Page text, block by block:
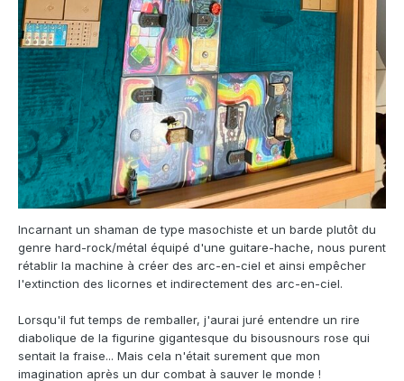
Incarnant un shaman de type masochiste et un barde plutôt du
genre hard-rock/métal équipé d'une guitare-hache, nous purent
rétablir la machine à créer des arc-en-ciel et ainsi empêcher
l'extinction des licornes et indirectement des arc-en-ciel.
Lorsqu'il fut temps de remballer, j'aurai juré entendre un rire
diabolique de la figurine gigantesque du bisousnours rose qui
sentait la fraise... Mais cela n'était surement que mon
imagination après un dur combat à sauver le monde !